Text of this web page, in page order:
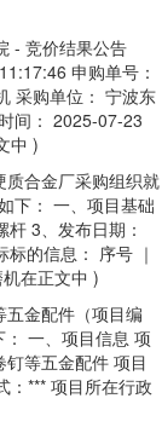
- 竞价结果公告
申购单号：
采购单位： 宁波东
间： 2025-07-23
中 )
合金厂采购组织就
下： 一、项目基础
3、发布日期：
的信息： 序号 ｜
在正文中 )
金配件（项目编
一、项目信息 项
等五金配件 项目
：*** 项目所在行政